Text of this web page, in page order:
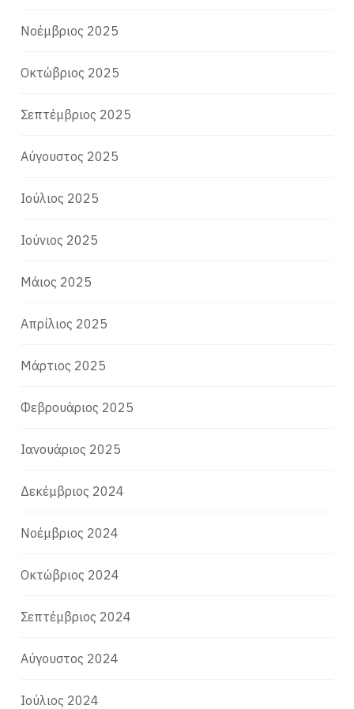
Νοέμβριος 2025
Οκτώβριος 2025
Σεπτέμβριος 2025
Αύγουστος 2025
Ιούλιος 2025
Ιούνιος 2025
Μάιος 2025
Απρίλιος 2025
Μάρτιος 2025
Φεβρουάριος 2025
Ιανουάριος 2025
Δεκέμβριος 2024
Νοέμβριος 2024
Οκτώβριος 2024
Σεπτέμβριος 2024
Αύγουστος 2024
Ιούλιος 2024